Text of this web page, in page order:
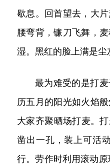
歇息。回首望去，大
腰弯背，镰刀飞舞，
湿。黑红的脸上满是尘
最为难受的是打
历五月的阳光如火焰
大家齐聚晒场打麦。
凿出一孔，装上可活
行。劳作时利用滚动